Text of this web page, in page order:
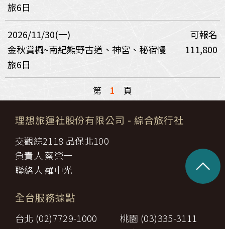
旅6日
2026/11/30(一)
可報名
金秋賞楓~南紀熊野古道、神宮、秘宿慢
旅6日
111,800
第 1 頁
理想旅運社股份有限公司 - 綜合旅行社
交觀綜2118 品保北100
負責人 蔡榮一
聯絡人 羅中光
全台服務據點
台北 (02)7729-1000
桃園 (03)335-3111
^